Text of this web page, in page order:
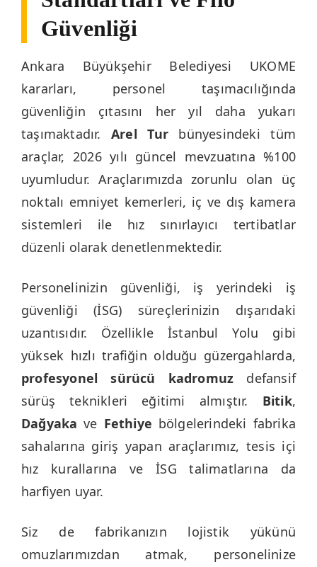
Güvenliği
Ankara Büyükşehir Belediyesi UKOME
kararları, personel taşımacılığında
güvenliğin çıtasını her yıl daha yukarı
taşımaktadır.Arel Tur bünyesindeki tüm
araçlar, 2026 yılı güncel mevzuatına %100
uyumludur. Araçlarımızda zorunlu olan üç
noktalı emniyet kemerleri, iç ve dış kamera
sistemleri ile hız sınırlayıcı tertibatlar
düzenli olarak denetlenmektedir.
Personelinizin güvenliği, iş yerindeki iş
güvenliği (İSG) süreçlerinizin dışarıdaki
uzantısıdır. Özellikle İstanbul Yolu gibi
yüksek hızlı trafiğin olduğu güzergahlarda,
profesyonel sürücü kadromuz defansif
sürüş teknikleri eğitimi almıştır. Bitik,
Dağyaka ve Fethiye bölgelerindeki fabrika
sahalarına giriş yapan araçlarımız, tesis içi
hız kurallarına ve İSG talimatlarına da
harfiyen uyar.
Siz de fabrikanızın lojistik yükünü
omuzlarımızdan atmak, personelinize